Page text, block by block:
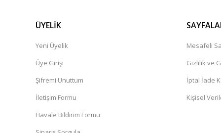
ÜYELİK
Yeni Üyelik
Üye Girişi
Şifremi Unuttum
İletişim Formu
Havale Bildirim Formu
Mesafeli
Gizlilik ve
İptal İade
Kişisel